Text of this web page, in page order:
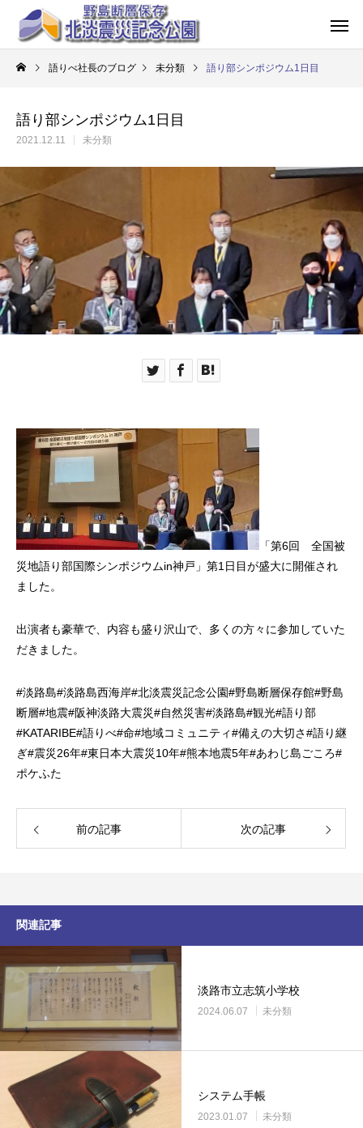
語りべ社長のブログ 未分類 語り部シンポジウム1日目
語り部シンポジウム1日目
2021.12.11 未分類
「第6回 全国被
災地語り部国際シンポジウムin神戸」第1日目が盛大に開催され
ました。
出演者も豪華で、内容も盛り沢山で、多くの方々に参加していた
だきました。
#淡路島#淡路島西海岸#北淡震災記念公園#野島断層保存館#野島
断層#地震#阪神淡路大震災#自然災害#淡路島#観光#語り部
#KATARIBE#語りべ#命#地域コミュニティ#備えの大切さ#語り継
ぎ#震災26年#東日本大震災10年#熊本地震5年#あわじ島ごころ#
ポケふた
前の記事 次の記事
関連記事
淡路市立志筑小学校
2024.06.07 未分類
システム手帳
2023.01.07 未分類